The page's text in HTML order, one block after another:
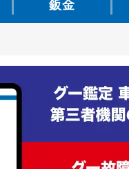
鈑金